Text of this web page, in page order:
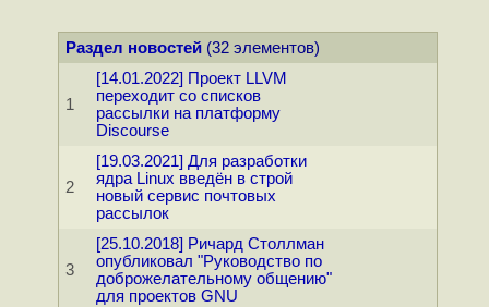
Раздел новостей(32 элементов)
1
[14.01.2022] Проект LLVM
переходит со списков
рассылки на платформу
Discourse
2
[19.03.2021] Для разработки
ядра Linux введён в строй
новый сервис почтовых
рассылок
3
[25.10.2018] Ричард Столлман
опубликовал "Руководство по
доброжелательному общению"
для проектов GNU